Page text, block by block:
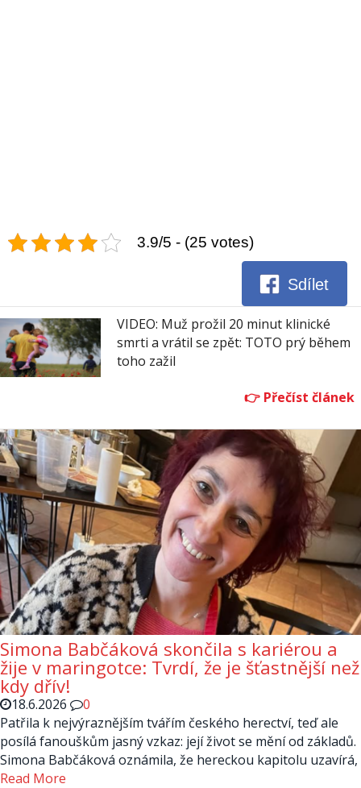
3.9/5 - (25 votes)
Sdílet
VIDEO: Muž prožil 20 minut klinické
smrti a vrátil se zpět: TOTO prý během
toho zažil
Simona Babčáková skončila s kariérou a
žije v maringotce: Tvrdí, že je šťastnější než
kdy dřív!
18.6.2026
0
Patřila k nejvýraznějším tvářím českého herectví, teď ale
posílá fanouškům jasný vzkaz: její život se mění od základů.
Simona Babčáková oznámila, že hereckou kapitolu uzavírá,
Read More